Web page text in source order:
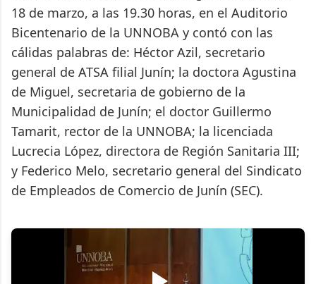
18 de marzo, a las 19.30 horas, en el Auditorio
Bicentenario de la UNNOBA y contó con las
cálidas palabras de: Héctor Azil, secretario
general de ATSA filial Junín; la doctora Agustina
de Miguel, secretaria de gobierno de la
Municipalidad de Junín; el doctor Guillermo
Tamarit, rector de la UNNOBA; la licenciada
Lucrecia López, directora de Región Sanitaria III;
y Federico Melo, secretario general del Sindicato
de Empleados de Comercio de Junín (SEC).